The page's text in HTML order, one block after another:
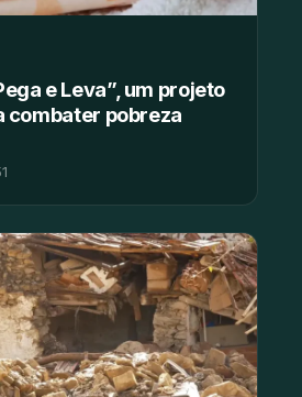
e Leva”, um projeto
combater pobreza